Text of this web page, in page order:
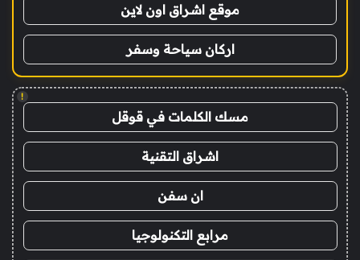
موقع اشراق اون لاين
اركان سياحة وسفر
!
مسك الكلمات في قوقل
اشراق التقنية
ان سفن
مرابع التكنولوجيا